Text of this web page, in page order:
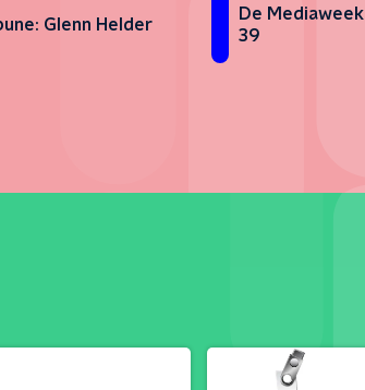
Glenn Helder
De
39